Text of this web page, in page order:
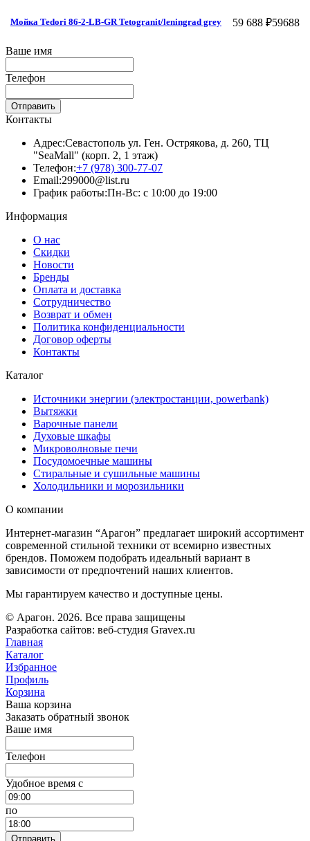
Мойка Tedori 86-2-LB-GR Tetogranit/leningrad grey 59 688 ₽59688
Ваше имя
Телефон
Отправить
Контакты
Адрес:Севастополь ул. Ген. Острякова, д. 260, ТЦ
"SeaMall" (корп. 2, 1 этаж)
Телефон:+7 (978) 300-77-07
Email:299000@list.ru
График работы:Пн-Вс: с 10:00 до 19:00
Информация
О нас
Скидки
Новости
Бренды
Оплата и доставка
Сотрудничество
Возврат и обмен
Политика конфиденциальности
Договор оферты
Контакты
Каталог
Источники энергии (электростанции, powerbank)
Вытяжки
Варочные панели
Духовые шкафы
Микроволновые печи
Посудомоечные машины
Стиральные и сушильные машины
Холодильники и морозильники
О компании
Интернет-магазин “Арагон” предлагает широкий ассортимент
современной стильной техники от всемирно известных
брендов. Поможем подобрать идеальный вариант в
зависимости от предпочтений наших клиентов.
Мы гарантируем качество и доступные цены.
© Арагон. 2026. Все права защищены
Разработка сайтов: веб-студия Gravex.ru
Главная
Каталог
Избранное
Профиль
Корзина
Ваша корзина
Заказать обратный звонок
Ваше имя
Телефон
Удобное время c
по
Отправить